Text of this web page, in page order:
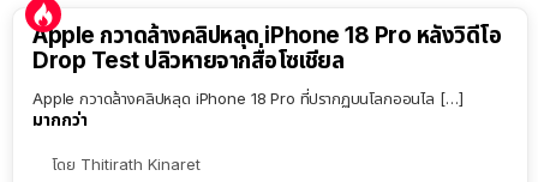
Apple กวาดล้างคลิปหลุด iPhone 18 Pro หลังวิดีโอ
Drop Test ปลิวหายจากสื่อโซเชียล
Apple กวาดล้างคลิปหลุด iPhone 18 Pro ที่ปรากฏบนโลกออนไล […]
มากกว่า
โดย Thitirath Kinaret